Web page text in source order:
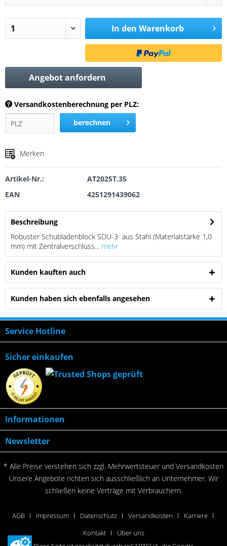
In den Warenkorb
Angebot anfordern
Versandkostenberechnung per PLZ:
berechnen
Merken
Artikel-Nr.:
AT2025T.35
EAN
4251291439062
Beschreibung
Robuster Schubladenblock SDU-3 aus Stahl (Materialstärke 1,0
mm) mit Zentralverschluss... mehr
Kunden kauften auch
Kunden haben sich ebenfalls angesehen
Service Hotline
Sicher einkaufen
Informationen
Newsletter
* Alle Preise verstehen sich zzgl. Mehrwertsteuer und Versandkosten
Unsere Angebote richten sich ausschließlich an Unternehmer. Wir
schließen keine Verträge mit Verbrauchern.
AGB Impressum Datenschutz Versandkosten
Karriere
Kontakt
Über uns